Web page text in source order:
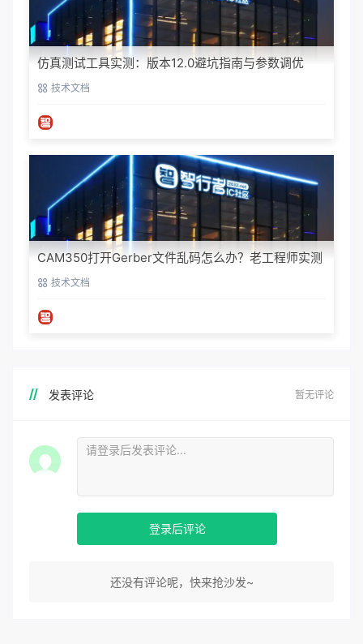
仿真测试工具实测：版本12.0避坑指南与参数调优
技术文档
CAM350打开Gerber文件乱码怎么办？老工程师实测
避坑指南
技术文档
发表评论 暂无评论
登录后评论
还没有评论呢，快来抢沙发~